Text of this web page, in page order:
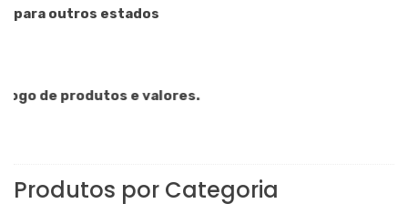
para outros estados
de produtos e valores.
Produtos por Categoria